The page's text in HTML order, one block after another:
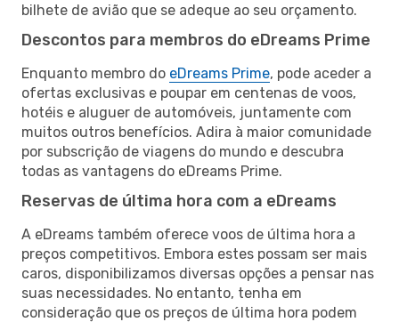
bilhete de avião que se adeque ao seu orçamento.
Descontos para membros do eDreams Prime
Enquanto membro do eDreams Prime, pode aceder a
ofertas exclusivas e poupar em centenas de voos,
hotéis e aluguer de automóveis, juntamente com
muitos outros benefícios. Adira à maior comunidade
por subscrição de viagens do mundo e descubra
todas as vantagens do eDreams Prime.
Reservas de última hora com a eDreams
A eDreams também oferece voos de última hora a
preços competitivos. Embora estes possam ser mais
caros, disponibilizamos diversas opções a pensar nas
suas necessidades. No entanto, tenha em
consideração que os preços de última hora podem